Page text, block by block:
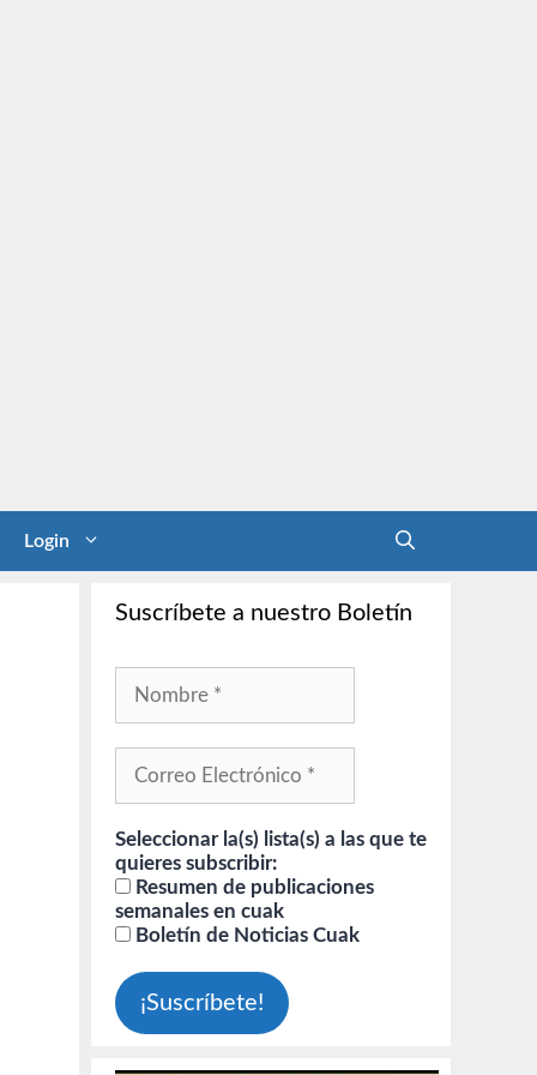
Login
Suscríbete a nuestro Boletín
Seleccionar la(s) lista(s) a las que te
quieres subscribir:
Resumen de publicaciones
semanales en cuak
Boletín de Noticias Cuak